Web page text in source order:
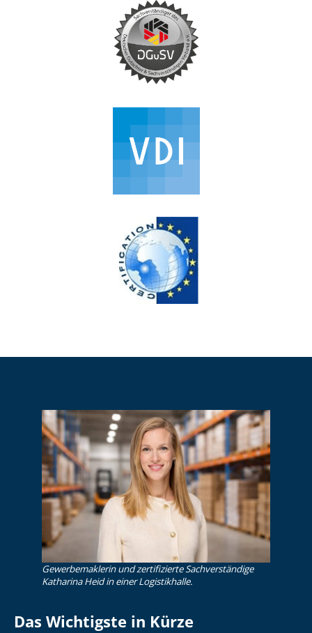
Gewerbemaklerin und zertifizierte Sachverständige
Katharina Heid in einer Logistikhalle.
Das Wichtigste in Kürze